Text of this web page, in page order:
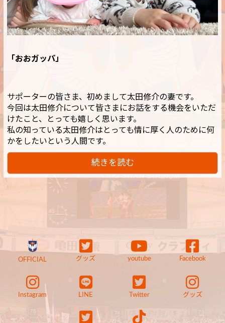
「おおガッパ」
サポーターの皆さま、初めまして太田修介の妻です。
今回は太田修介について皆さまにお話をする機会をいただ
けたこと、とっても嬉しく思います。
私の知っている太田修介はとっても情に厚く人のために何
かをしたいという人間です。
続きを読む
OFFICIAL グッズ youtube Facebook
Instagram LINE Twitter グッズ